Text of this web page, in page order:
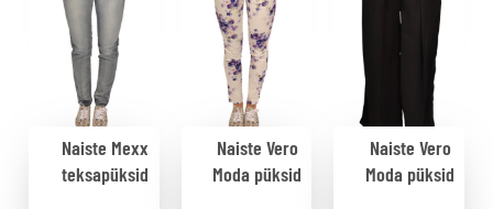
Naiste Mexx
teksapüksid
Naiste Vero
Moda püksid
Naiste Vero
Moda püksid